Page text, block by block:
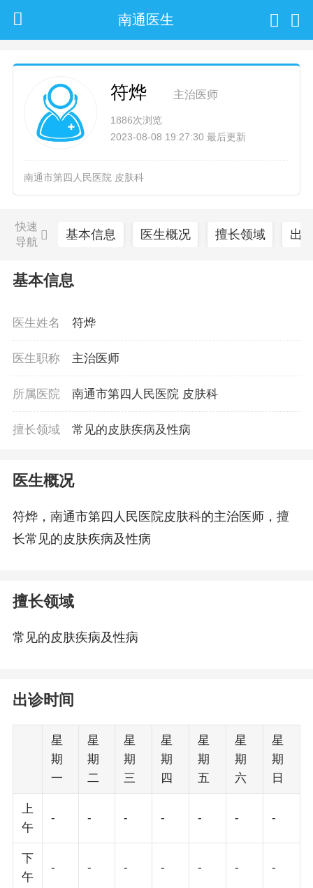
南通医生
符烨 主治医师
1886次浏览
2023-08-08 19:27:30 最后更新
南通市第四人民医院 皮肤科
快速
导航
基本信息 医生概况 擅长领域 出
基本信息
医生姓名 符烨
医生职称 主治医师
所属医院 南通市第四人民医院 皮肤科
擅长领域 常见的皮肤疾病及性病
医生概况
符烨，南通市第四人民医院皮肤科的主治医师，擅
长常见的皮肤疾病及性病
擅长领域
常见的皮肤疾病及性病
出诊时间
星
期
一
星
期
二
星
期
三
星
期
四
星
期
五
星
期
六
星
期
日
上
午
- - - - - - -
下
午
- - - - - - -